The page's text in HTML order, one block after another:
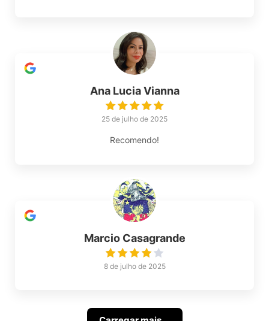
Ana Lucia Vianna
25 de julho de 2025
Recomendo!
Marcio Casagrande
8 de julho de 2025